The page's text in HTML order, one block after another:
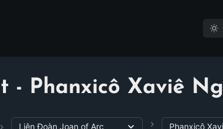
- Phanxicô Xaviê